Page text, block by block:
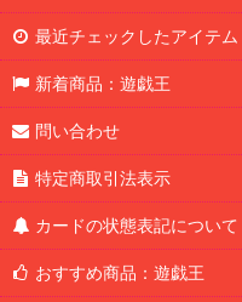
最近チェックしたアイテム
新着商品：遊戯王
問い合わせ
特定商取引法表示
カードの状態表記について
おすすめ商品：遊戯王